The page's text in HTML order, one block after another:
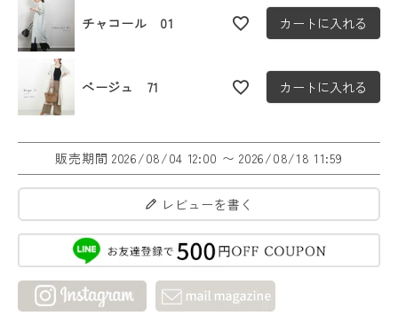
チャコール 01 カートに入れる
ベージュ 71 カートに入れる
販売期間 2026/08/04 12:00 〜 2026/08/18 11:59
レビューを書く